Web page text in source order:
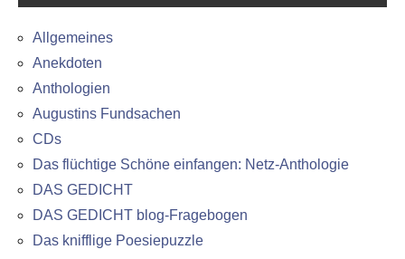
Allgemeines
Anekdoten
Anthologien
Augustins Fundsachen
CDs
Das flüchtige Schöne einfangen: Netz-Anthologie
DAS GEDICHT
DAS GEDICHT blog-Fragebogen
Das knifflige Poesiepuzzle